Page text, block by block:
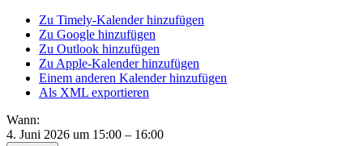
Zu Timely-Kalender hinzufügen
Zu Google hinzufügen
Zu Outlook hinzufügen
Zu Apple-Kalender hinzufügen
Einem anderen Kalender hinzufügen
Als XML exportieren
Wann:
4. Juni 2026 um 15:00 – 16:00